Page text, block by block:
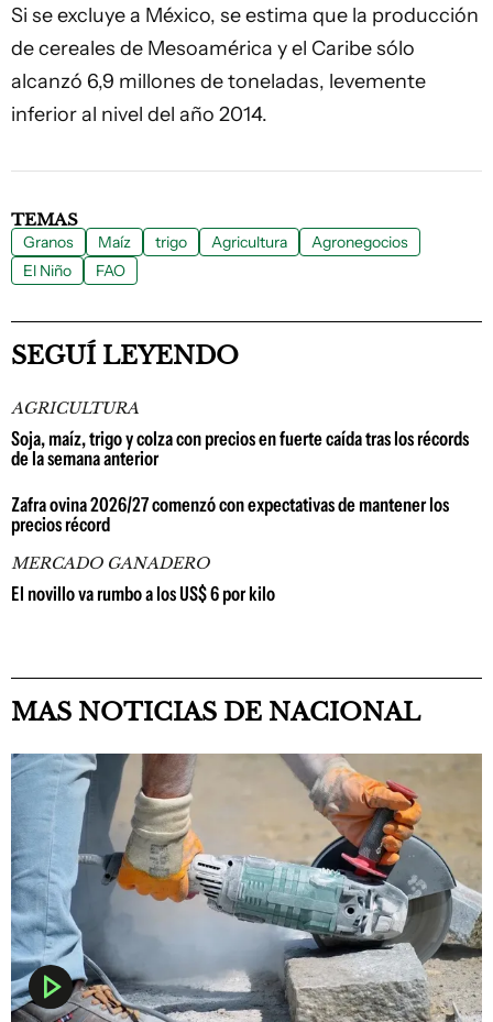
Si se excluye a México, se estima que la producción
de cereales de Mesoamérica y el Caribe sólo
alcanzó 6,9 millones de toneladas, levemente
inferior al nivel del año 2014.
TEMAS
Granos Maíz trigo Agricultura
Agronegocios
El Niño
FAO
SEGUÍ LEYENDO
AGRICULTURA
Soja, maíz, trigo y colza con precios en fuerte caída tras los récords
de la semana anterior
Zafra ovina 2026/27 comenzó con expectativas de mantener los
precios récord
MERCADO GANADERO
El novillo va rumbo a los US$ 6 por kilo
MAS NOTICIAS DE NACIONAL